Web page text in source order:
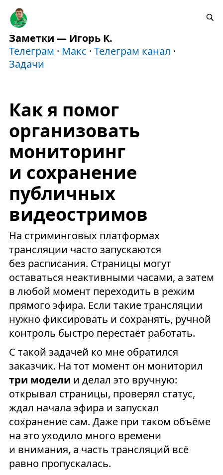
Заметки — Игорь К.
Телеграм · Макс · Телеграм канал ·
Задачи
Как я помог
организовать
мониторинг
и сохранение
публичных
видеостримов
На стриминговых платформах
трансляции часто запускаются
без расписания. Страницы могут
оставаться неактивными часами, а затем
в любой момент переходить в режим
прямого эфира. Если такие трансляции
нужно фиксировать и сохранять, ручной
контроль быстро перестаёт работать.
С такой задачей ко мне обратился
заказчик. На тот момент он мониторил
три модели и делал это вручную:
открывал страницы, проверял статус,
ждал начала эфира и запускал
сохранение сам. Даже при таком объёме
на это уходило много времени
и внимания, а часть трансляций всё
равно пропускалась.